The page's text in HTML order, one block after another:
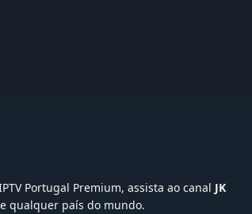
Portugal Premium, assista ao canal JK
qualquer país do mundo.